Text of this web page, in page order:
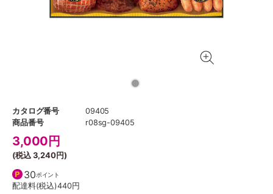
カタログ番号
09405
商品番号
r08sg-09405
3,000 円
(税込3,240円)
30ポイント
配達料(税込)440円